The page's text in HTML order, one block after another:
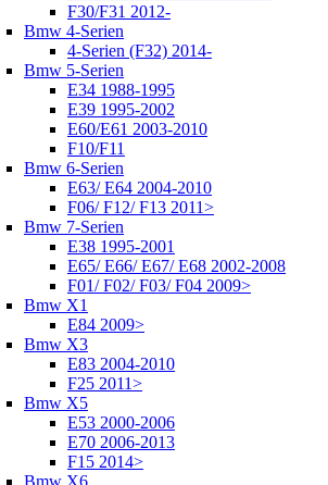
F30/F31 2012-
Bmw 4-Serien
4-Serien (F32) 2014-
Bmw 5-Serien
E34 1988-1995
E39 1995-2002
E60/E61 2003-2010
F10/F11
Bmw 6-Serien
E63/ E64 2004-2010
F06/ F12/ F13 2011>
Bmw 7-Serien
E38 1995-2001
E65/ E66/ E67/ E68 2002-2008
F01/ F02/ F03/ F04 2009>
Bmw X1
E84 2009>
Bmw X3
E83 2004-2010
F25 2011>
Bmw X5
E53 2000-2006
E70 2006-2013
F15 2014>
Bmw X6